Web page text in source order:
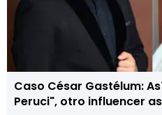
Caso César Gastélum:
Peruci", otro influencer